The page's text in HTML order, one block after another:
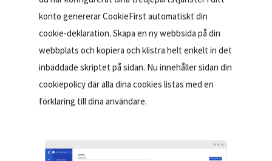
konto genererar CookieFirst automatiskt din
cookie-deklaration. Skapa en ny webbsida på din
webbplats och kopiera och klistra helt enkelt in det
inbäddade skriptet på sidan. Nu innehåller sidan din
cookiepolicy där alla dina cookies listas med en
förklaring till dina användare.